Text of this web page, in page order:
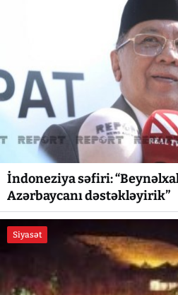
İndoneziya səfiri:
Azərbaycanı dəstəkləyirik”
Siyasət